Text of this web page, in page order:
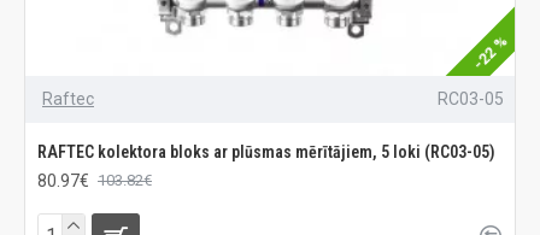
-22 %
Raftec RC03-05
RAFTEC kolektora bloks ar plūsmas mērītājiem, 5 loki (RC03-05)
80.97€ 103.82€